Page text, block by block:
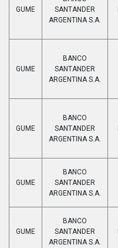
GUME
SANTANDER
ARGENTINA S.A.
GUME
BANCO
SANTANDER
ARGENTINA S.A.
GUME
BANCO
SANTANDER
ARGENTINA S.A.
GUME
BANCO
SANTANDER
ARGENTINA S.A.
GUME
BANCO
SANTANDER
ARGENTINA S.A.